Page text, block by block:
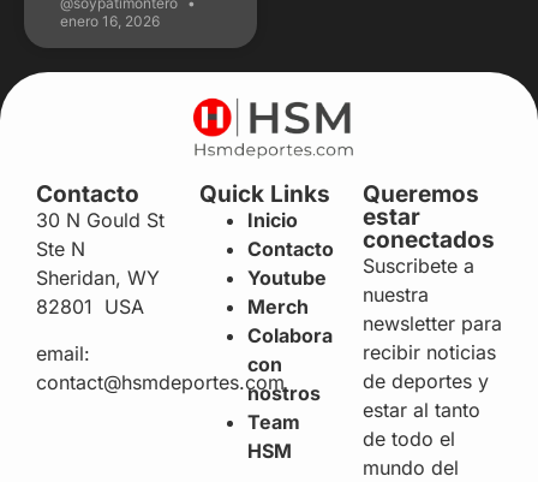
enero 16, 2026
Contacto
30 N Gould St
Ste N
Sheridan, WY
82801 USA
email:
contact@hsmdeportes.com
Quick Links
Inicio
Contacto
Youtube
Merch
Colabora
con
nostros
Team
HSM
Queremos
estar
conectados
Suscribete a
nuestra
newsletter para
recibir noticias
de deportes y
estar al tanto
de todo el
mundo del